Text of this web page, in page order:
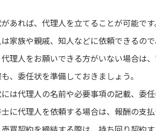
あれば、代理人を立てることが可能です
家族や親戚、知人などに依頼できるの
理人をお願いできる方がいない場合は
、委任状を準備しておきましょう。
は代理人の名前や必要事項の記載、委
に代理人を依頼する場合は、報酬の支